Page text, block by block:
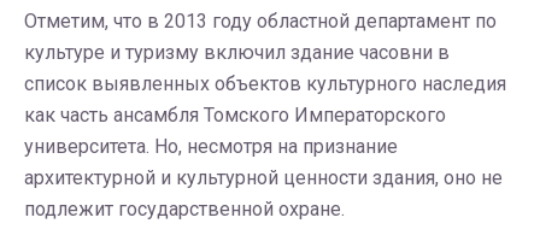
Отметим, что в 2013 году областной департамент по
культуре и туризму включил здание часовни в
список выявленных объектов культурного наследия
как часть ансамбля Томского Императорского
университета. Но, несмотря на признание
архитектурной и культурной ценности здания, оно не
подлежит государственной охране.